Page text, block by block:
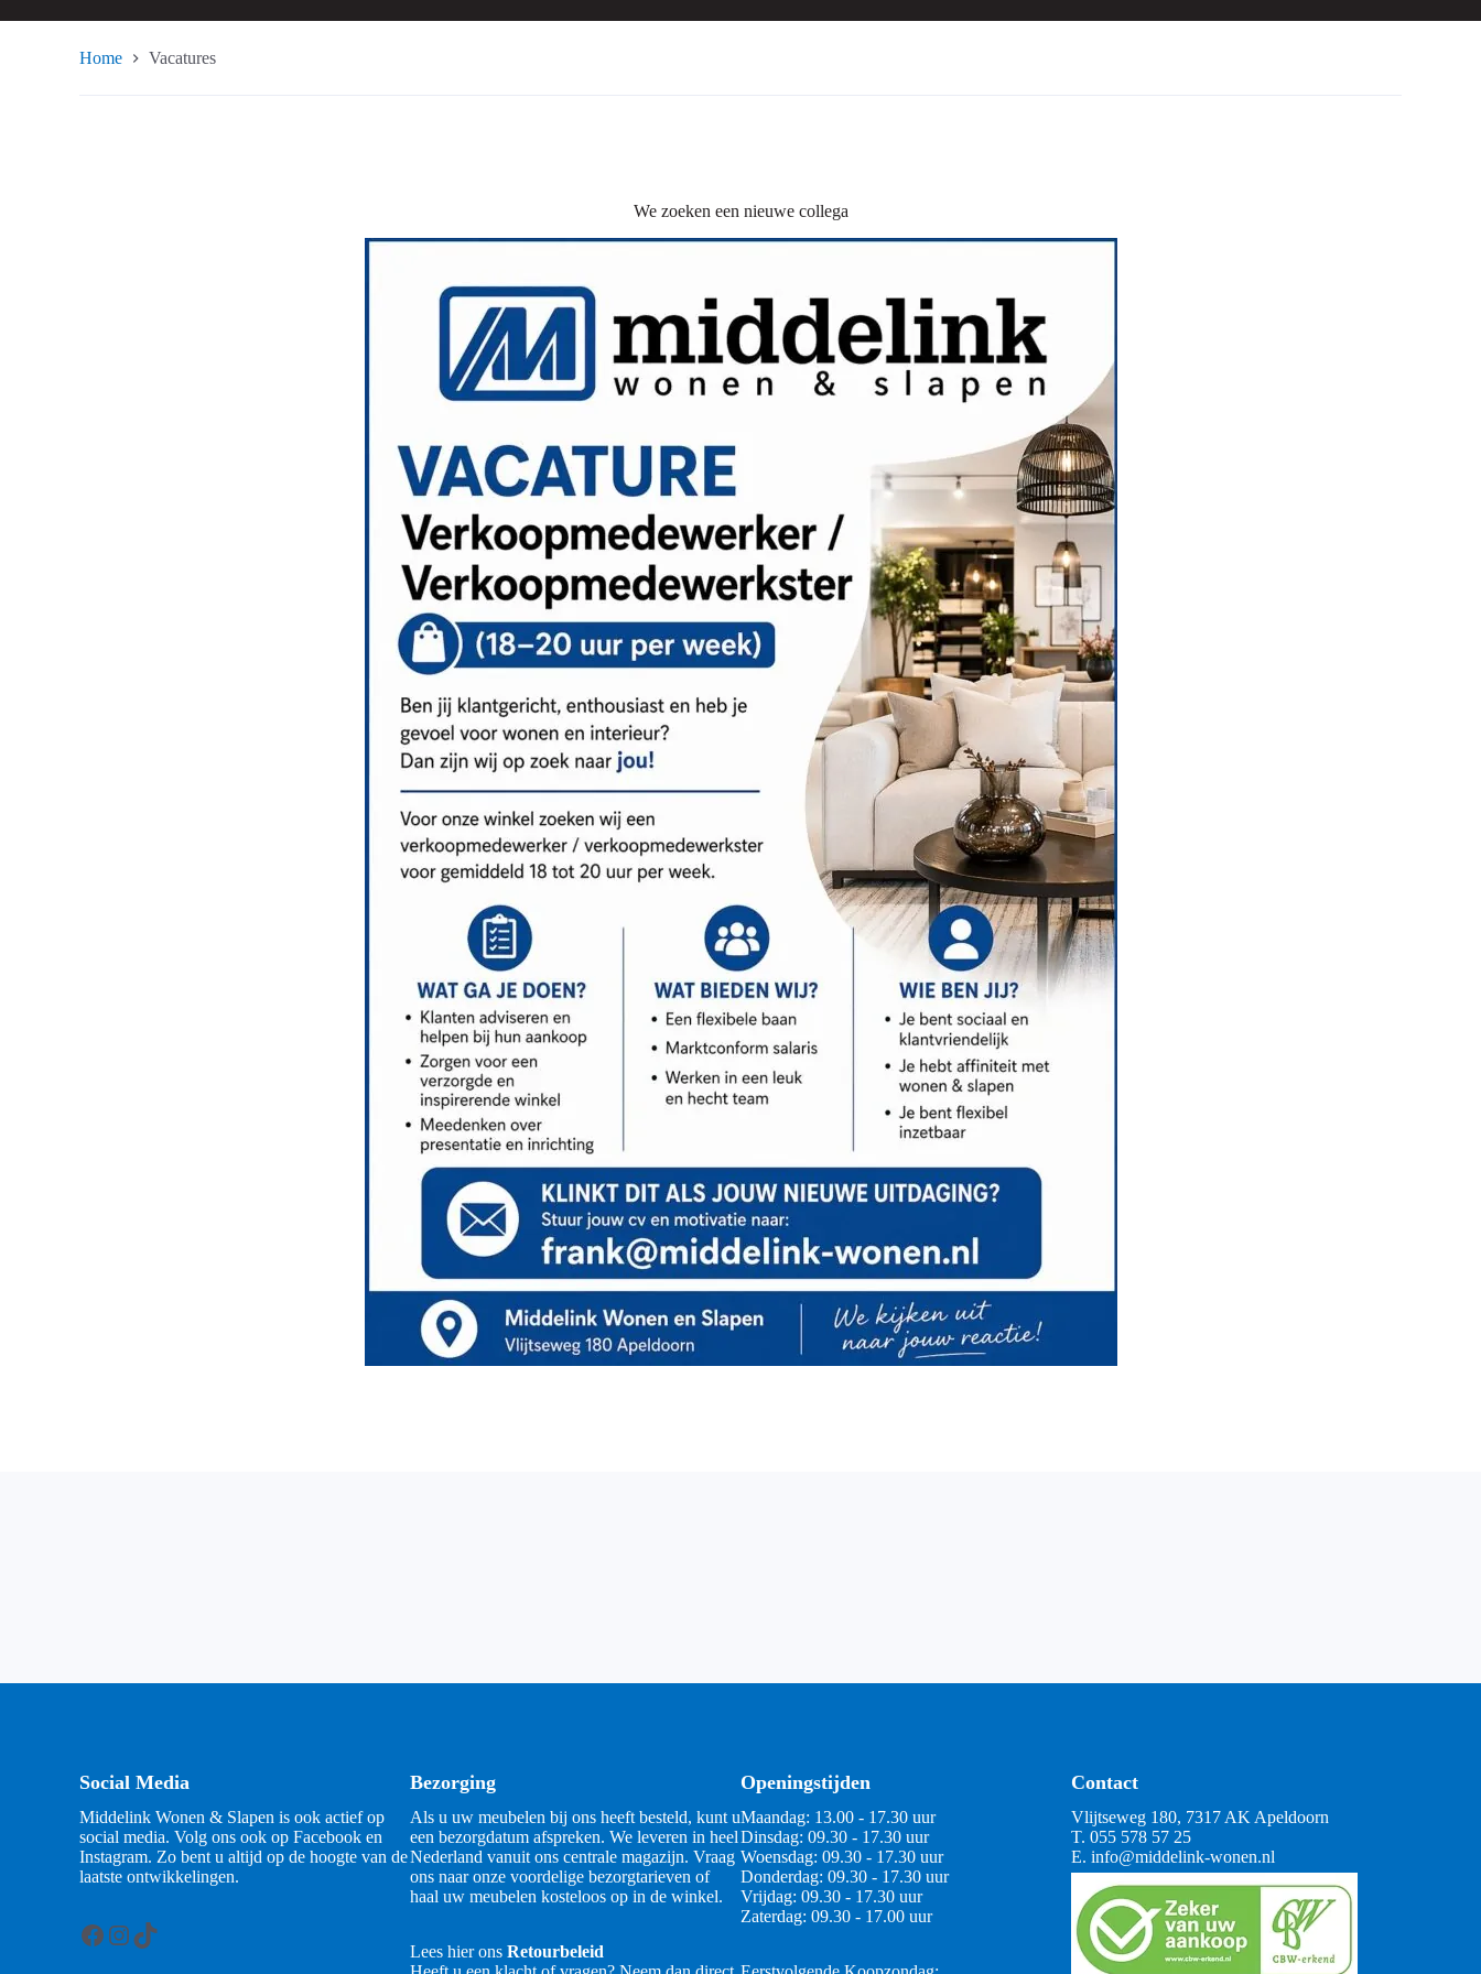
Home Vacatures
We zoeken een nieuwe collega
Social Media
Middelink Wonen & Slapen is ook actief op
social media. Volg ons ook op Facebook en
Instagram. Zo bent u altijd op de hoogte van de
laatste ontwikkelingen.
Facebook
Instagram
TikTok
Bezorging
Als u uw meubelen bij ons heeft besteld, kunt u
een bezorgdatum afspreken. We leveren in heel
Nederland vanuit ons centrale magazijn. Vraag
ons naar onze voordelige bezorgtarieven of
haal uw meubelen kosteloos op in de winkel.
Lees hier ons Retourbeleid
Openingstijden
Maandag: 13.00 - 17.30 uur
Dinsdag: 09.30 - 17.30 uur
Woensdag: 09.30 - 17.30 uur
Donderdag: 09.30 - 17.30 uur
Vrijdag: 09.30 - 17.30 uur
Zaterdag: 09.30 - 17.00 uur
Contact
Vlijtseweg 180, 7317 AK Apeldoorn
T. 055 578 57 25
E. info@middelink-wonen.nl